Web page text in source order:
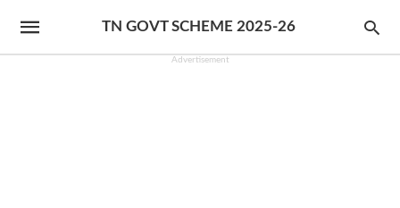
TN GOVT SCHEME 2025-26
Advertisement